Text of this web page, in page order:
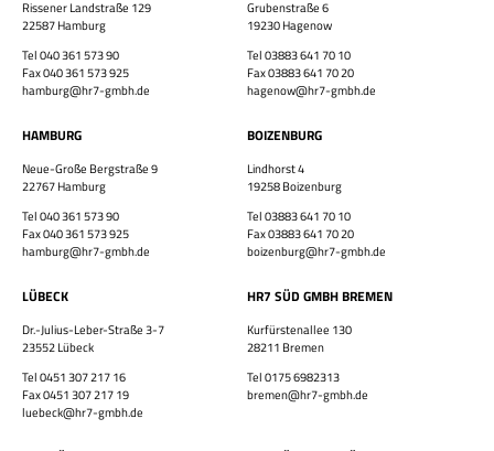
Rissener Landstraße 129
22587 Hamburg
Tel 040 361 573 90
Fax 040 361 573 925
hamburg@hr7-gmbh.de
HAMBURG
Neue-Große Bergstraße 9
22767 Hamburg
Tel 040 361 573 90
Fax 040 361 573 925
hamburg@hr7-gmbh.de
Grubenstraße 6
19230 Hagenow
Tel 03883 641 70 10
Fax 03883 641 70 20
hagenow@hr7-gmbh.de
BOIZENBURG
Lindhorst 4
19258 Boizenburg
Tel 03883 641 70 10
Fax 03883 641 70 20
boizenburg@hr7-gmbh.de
LÜBECK
Dr.-Julius-Leber-Straße 3-7
23552 Lübeck
Tel 0451 307 217 16
Fax 0451 307 217 19
luebeck@hr7-gmbh.de
HR7 SÜD GMBH BREMEN
Kurfürstenallee 130
28211 Bremen
Tel 0175 6982313
bremen@hr7-gmbh.de
Finde eine Stelle, die genau zu Dir passt!
Bewirb dich jetzt!
Vor- & Nachname
E-Mail-Adresse
WhatsApp-Nummer